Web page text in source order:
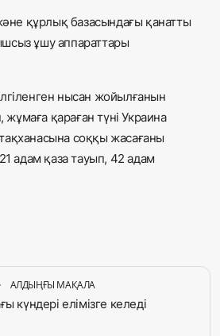
құрлық базасындағы қанатты
ұшу аппараттары
нысан жойылғанын
жұмаға қараған түні Украина
соққы жасағаны
адам қаза тауып, 42 адам
АЛДЫҢҒЫ МАҚАЛА
күндері елімізге келеді